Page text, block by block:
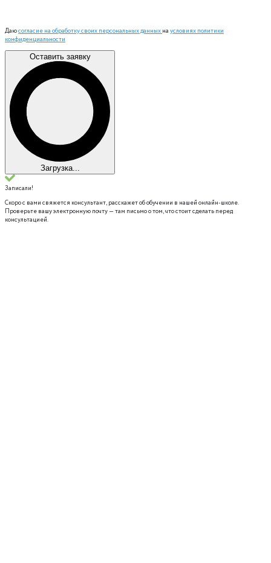
Даюсогласие на обработку своих персональных данных на условиях политики
конфиденциальности
Оставить заявку
Загрузка...
Записали!
Скоро с вами свяжется консультант, расскажет об обучении в нашей онлайн-школе.
Проверьте вашу электронную почту — там письмо о том, что стоит сделать перед
консультацией.